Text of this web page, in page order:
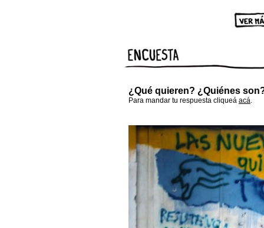
¿Qué quieren? ¿Quiénes
Para mandar tu respuesta cliqueá acá.